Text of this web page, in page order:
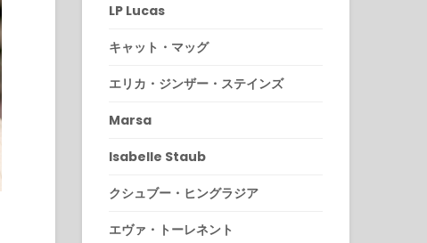
LP Lucas
キャット・マッグ
エリカ・ジンザー・ステインズ
Marsa
Isabelle Staub
クシュブー・ヒングラジア
エヴァ・トーレネント